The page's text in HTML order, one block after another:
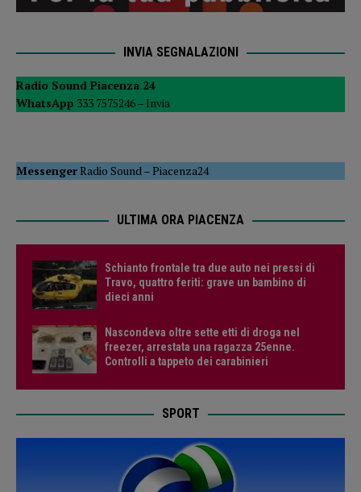
INVIA SEGNALAZIONI
Radio Sound Piacenza 24
WhatsApp 333 7575246 – Invia
MessengerRadio Sound–Piacenza24
ULTIMA ORA PIACENZA
Schianto frontale tra due auto nei pressi di
Travo, quattro feriti: grave un bambino di
dieci anni
Nascondeva oltre sette etti di droga nel
freezer, arrestata una ragazza 25enne.
Controlli a tappeto dei carabinieri
SPORT